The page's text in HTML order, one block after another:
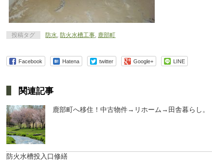
投稿タグ 防水, 防火水槽工事, 鹿部町
Facebook Hatena twitter Google+ LINE
関連記事
鹿部町へ移住！中古物件→リホーム→田舎暮らし。
防火水槽投入口修繕